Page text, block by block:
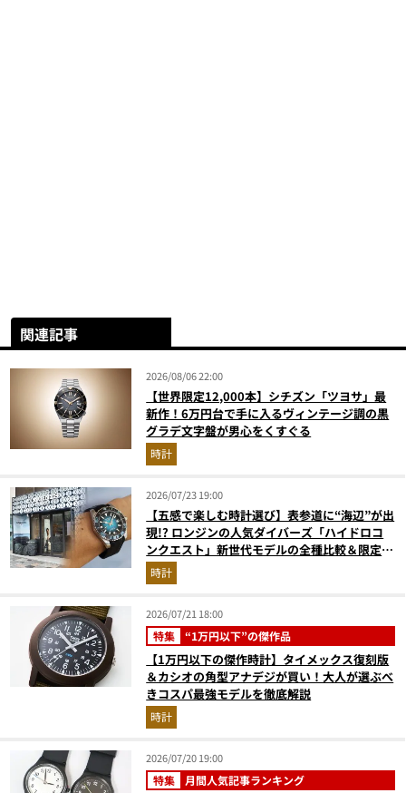
関連記事
2026/08/06 22:00
【世界限定12,000本】シチズン「ツヨサ」最
新作！6万円台で手に入るヴィンテージ調の黒
グラデ文字盤が男心をくすぐる
時計
2026/07/23 19:00
【五感で楽しむ時計選び】表参道に“海辺”が出
現!? ロンジンの人気ダイバーズ「ハイドロコ
ンクエスト」新世代モデルの全種比較＆限定品
が揃う激アツ空間へ！
時計
2026/07/21 18:00
特集 “1万円以下”の傑作品
【1万円以下の傑作時計】タイメックス復刻版
＆カシオの角型アナデジが買い！大人が選ぶべ
きコスパ最強モデルを徹底解説
時計
2026/07/20 19:00
特集 月間人気記事ランキング